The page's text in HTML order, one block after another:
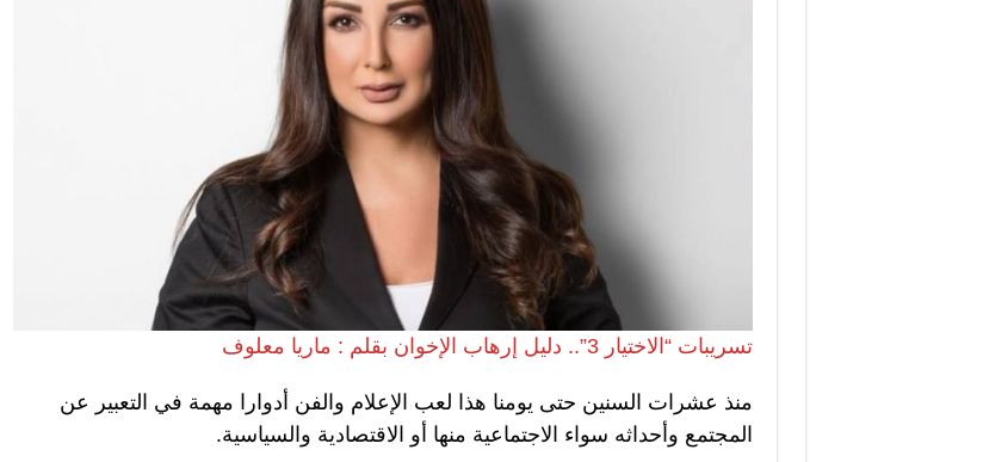
تسريبات “الاختيار 3”.. دليل إرهاب الإخوان بقلم : ماريا معلوف
منذ عشرات السنين حتى يومنا هذا ‏لعب الإعلام والفن أدوارا مهمة في التعبير عن
المجتمع وأحداثه سواء الاجتماعية منها أو الاقتصادية والسياسية.